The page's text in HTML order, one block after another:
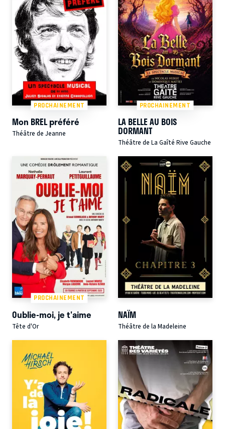
PROCHAINEMENT
Mon BREL préféré
Théâtre de Jeanne
PROCHAINEMENT
LA BELLE AU BOIS
DORMANT
Théâtre de La Gaîté Rive Gauche
PROCHAINEMENT
Oublie-moi, je t'aime
Tête d'Or
NAÏM
Théâtre de la Madeleine